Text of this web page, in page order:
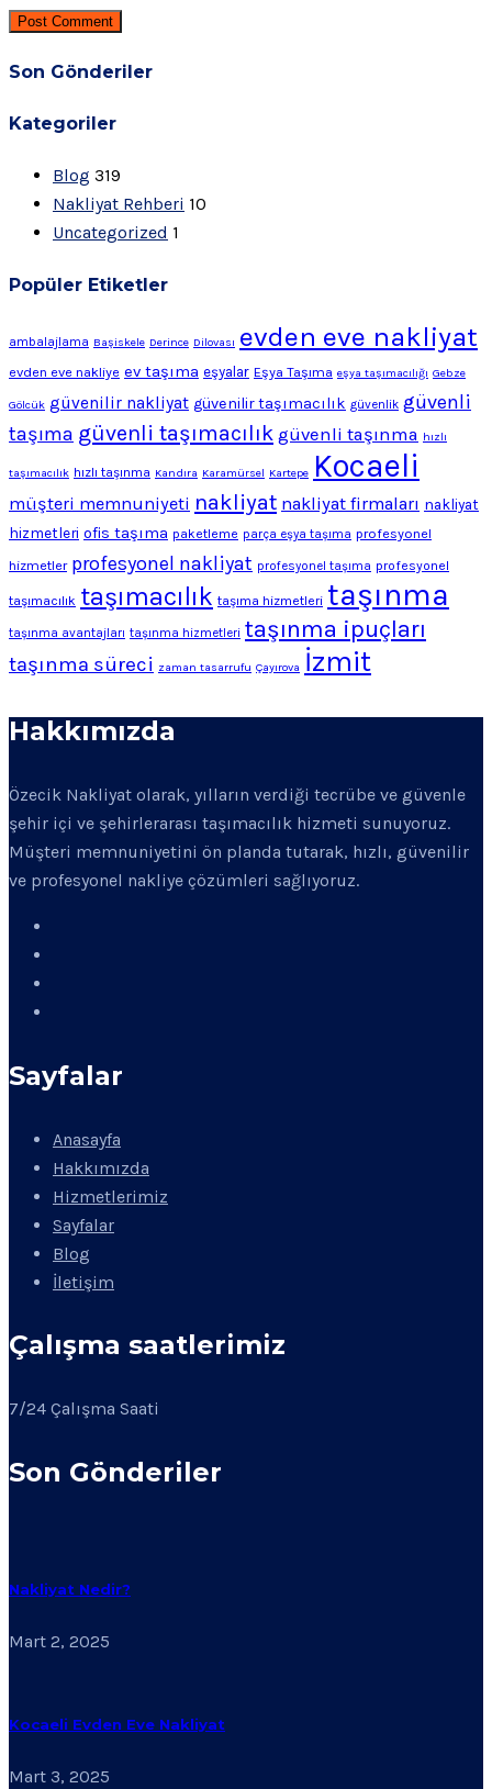
Post Comment
Son Gönderiler
Kategoriler
Blog 319
Nakliyat Rehberi 10
Uncategorized 1
Popüler Etiketler
ambalajlama Başiskele Derince Dilovası evden eve nakliyat
evden eve nakliye ev taşıma eşyalar Eşya Taşıma eşya taşımacılığı Gebze
Gölcük güvenilir nakliyat güvenilir taşımacılık güvenlik güvenli
taşıma güvenli taşımacılık güvenli taşınma hızlı
taşımacılık hızlı taşınma Kandıra Karamürsel Kartepe Kocaeli
müşteri memnuniyeti nakliyat nakliyat firmaları nakliyat
hizmetleri ofis taşıma paketleme parça eşya taşıma profesyonel
hizmetler profesyonel nakliyat profesyonel taşıma profesyonel
taşımacılık taşımacılık taşıma hizmetleri taşınma
taşınma avantajları taşınma hizmetleri taşınma ipuçları
taşınma süreci zaman tasarrufu Çayırova İzmit
Hakkımızda
Özecik Nakliyat olarak, yılların verdiği tecrübe ve güvenle
şehir içi ve şehirlerarası taşımacılık hizmeti sunuyoruz.
Müşteri memnuniyetini ön planda tutarak, hızlı, güvenilir
ve profesyonel nakliye çözümleri sağlıyoruz.
Sayfalar
Anasayfa
Hakkımızda
Hizmetlerimiz
Sayfalar
Blog
İletişim
Çalışma saatlerimiz
7/24 Çalışma Saati
Son Gönderiler
Nakliyat Nedir?
Mart 2, 2025
Kocaeli Evden Eve Nakliyat
Mart 3, 2025